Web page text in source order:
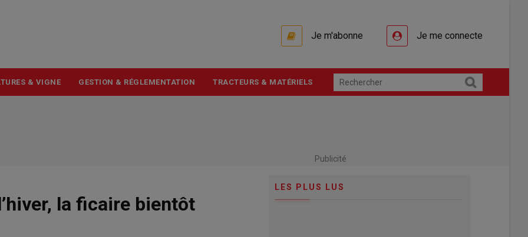
Je m'abonne Je me connecte
& VIGNE GESTION & RÉGLEMENTATION TRACTEURS & MATÉRIELS
Publicité
la ficaire bientôt
LES PLUS LUS